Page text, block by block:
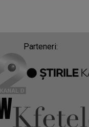
Parteneri: